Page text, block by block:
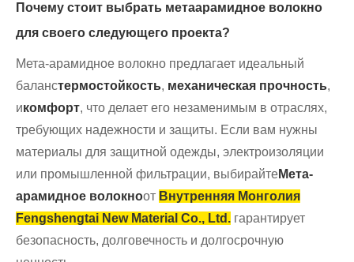
Почему стоит выбрать метаарамидное волокно
для своего следующего проекта?
Мета-арамидное волокно предлагает идеальный
баланстермостойкость, механическая прочность,
икомфорт, что делает его незаменимым в отраслях,
требующих надежности и защиты. Если вам нужны
материалы для защитной одежды, электроизоляции
или промышленной фильтрации, выбирайтеМета-
арамидное волокноот Внутренняя Монголия
Fengshengtai New Material Co., Ltd. гарантирует
безопасность, долговечность и долгосрочную